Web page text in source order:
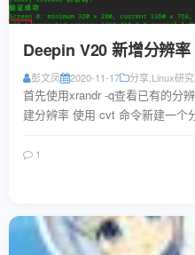
Deepin V20 新增分辨率
彭文凤 2020-11-17 分享 Linux研
首先使用xrandr -q查看已有的分
建分辨率 使用 cvt 命令新建一个
1